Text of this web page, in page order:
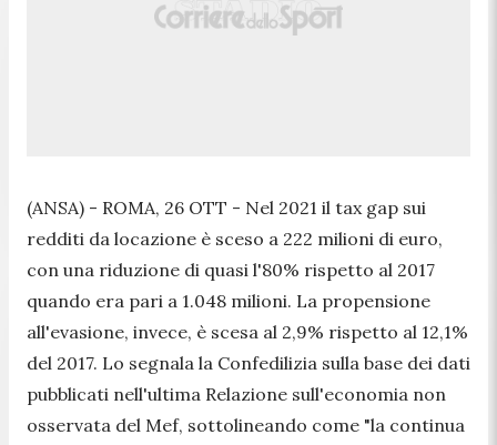
(ANSA) - ROMA, 26 OTT - Nel 2021 il tax gap sui
redditi da locazione è sceso a 222 milioni di euro,
con una riduzione di quasi l'80% rispetto al 2017
quando era pari a 1.048 milioni. La propensione
all'evasione, invece, è scesa al 2,9% rispetto al 12,1%
del 2017. Lo segnala la Confedilizia sulla base dei dati
pubblicati nell'ultima Relazione sull'economia non
osservata del Mef, sottolineando come "la continua